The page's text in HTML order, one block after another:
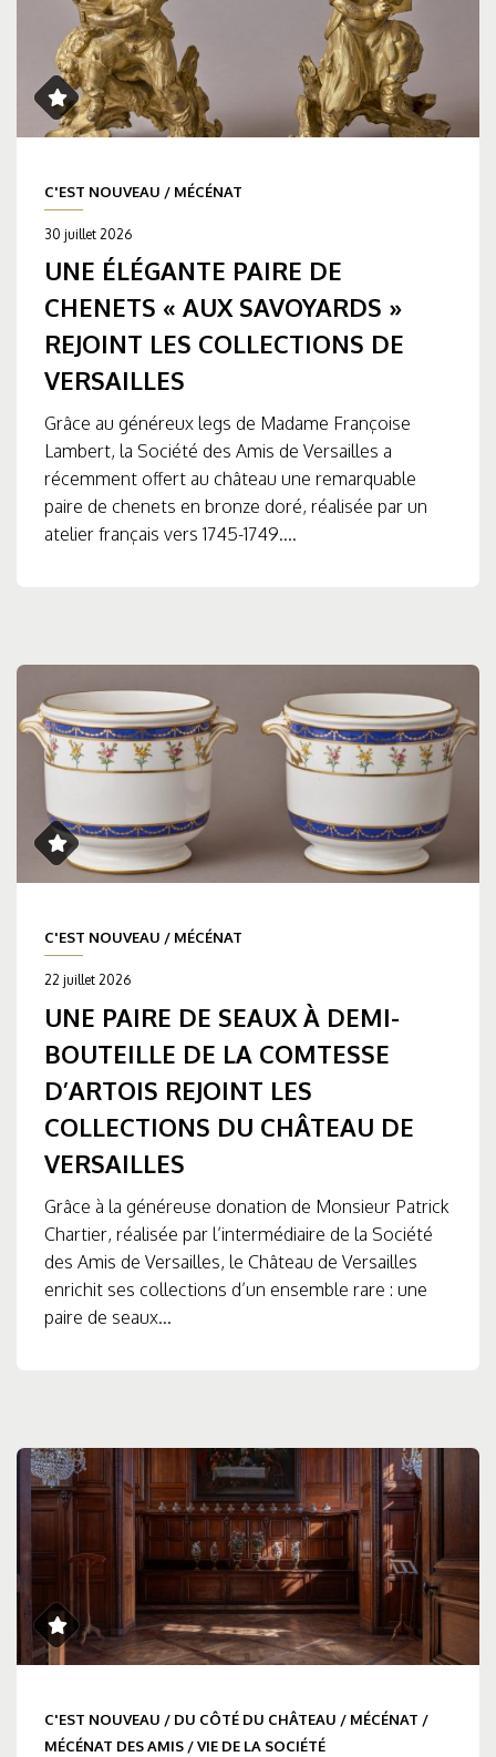
C'EST NOUVEAU / MÉCÉNAT
30 juillet 2026
UNE ÉLÉGANTE PAIRE DE
CHENETS « AUX SAVOYARDS »
REJOINT LES COLLECTIONS DE
VERSAILLES
Grâce au généreux legs de Madame Françoise
Lambert, la Société des Amis de Versailles a
récemment offert au château une remarquable
paire de chenets en bronze doré, réalisée par un
atelier français vers 1745-1749....
C'EST NOUVEAU / MÉCÉNAT
22 juillet 2026
UNE PAIRE DE SEAUX À DEMI-
BOUTEILLE DE LA COMTESSE
D’ARTOIS REJOINT LES
COLLECTIONS DU CHÂTEAU DE
VERSAILLES
Grâce à la généreuse donation de Monsieur Patrick
Chartier, réalisée par l’intermédiaire de la Société
des Amis de Versailles, le Château de Versailles
enrichit ses collections d’un ensemble rare : une
paire de seaux...
C'EST NOUVEAU / DU CÔTÉ DU CHÂTEAU / MÉCÉNAT /
MÉCÉNAT DES AMIS /VIE DE LA SOCIÉTÉ